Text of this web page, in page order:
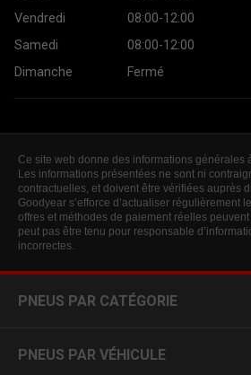
Vendredi
08:00-12:00
Samedi
08:00-12:00
Dimanche
Fermé
Ce site web donne des informations générales
Les informations présentées ne sont ni
contractuelles, et doivent être vérifiées auprès
Goodyear s’efforce d’actualiser régulièrement
offres et méthodes de paiement réelles
peut pas être tenu pour responsable
incorrectes.
PNEUS PAR CATÉGORIE
PNEUS PAR VÉHICULE